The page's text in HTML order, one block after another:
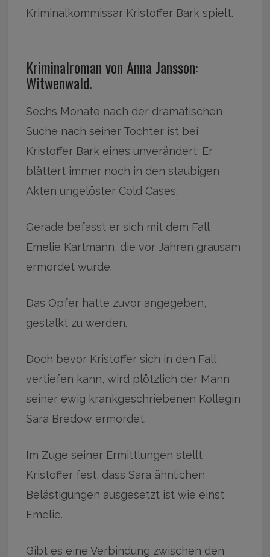
Kriminalkommissar Kristoffer Bark spielt.
Kriminalroman von Anna Jansson:
Witwenwald.
Sechs Monate nach der dramatischen
Suche nach seiner Tochter ist bei
Kristoffer Bark eines unverändert: Er
blättert immer noch in den staubigen
Akten ungelöster Cold Cases.
Gerade befasst er sich mit dem Fall
Emelie Kartmann, die vor Jahren grausam
ermordet wurde.
Das Opfer hatte zuvor angegeben,
gestalkt zu werden.
Doch bevor Kristoffer sich in den Fall
vertiefen kann, wird plötzlich der Mann
seiner ewig krankgeschriebenen Kollegin
Sara Bredow ermordet.
Im Zuge seiner Ermittlungen stellt
Kristoffer fest, dass Sara ähnlichen
Belästigungen ausgesetzt ist wie einst
Emelie.
Gibt es eine Verbindung zwischen den